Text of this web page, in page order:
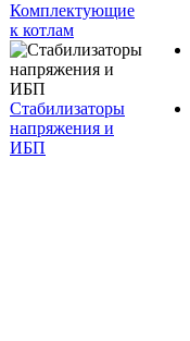
Комплектующие
к котлам
Стабилизаторы
напряжения и
ИБП